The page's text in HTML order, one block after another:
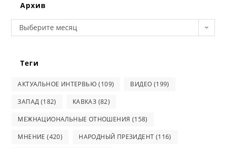
Архив
Архив
Выберите месяц
Теги
АКТУАЛЬНОЕ ИНТЕРВЬЮ (109) ВИДЕО (199)
ЗАПАД (182) КАВКАЗ (82)
МЕЖНАЦИОНАЛЬНЫЕ ОТНОШЕНИЯ (158)
МНЕНИЕ (420) НАРОДНЫЙ ПРЕЗИДЕНТ (116)